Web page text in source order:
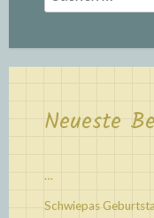
nach:
Neueste
…
Schwiepas